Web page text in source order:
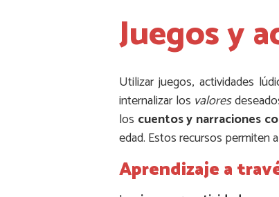
Juegos y
Utilizar juegos, actividades
internalizar los valores
los cuentos y narraciones
edad. Estos recursos permiten
Aprendizaje a